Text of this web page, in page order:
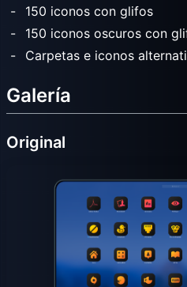
150 iconos con glifos
150 iconos oscuros con
Carpetas e iconos
Galería
Original